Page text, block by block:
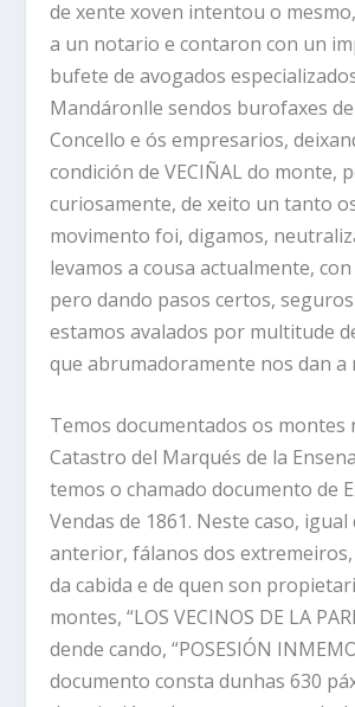
de xente xoven intentou o
a un notario e contaron con un
bufete de avogados
Mandáronlle sendos burofaxes
Concello e ós empresarios,
condición de VECIÑAL do monte,
curiosamente, de xeito un tanto
movimento foi, digamos,
levamos a cousa actualmente,
pero dando pasos certos,
estamos avalados por multitude
que abrumadoramente nos dan a
Temos documentados os montes
Catastro del Marqués de la
temos o chamado documento de
Vendas de 1861. Neste caso, igual
anterior, fálanos dos
da cabida e de quen son
montes, “LOS VECINOS DE LA
dende cando, “POSESIÓN
documento consta dunhas 630